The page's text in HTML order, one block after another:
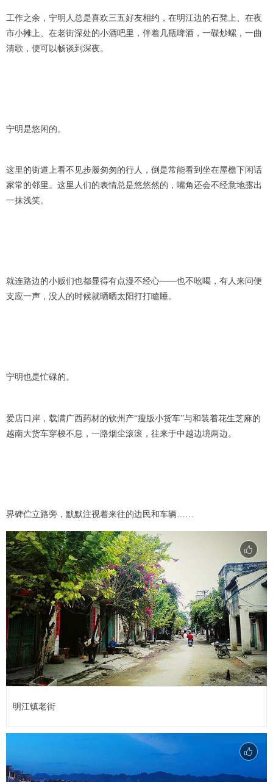
工作之余，宁明人总是喜欢三五好友相约，在明江边的石凳上、在夜
市小摊上、在老街深处的小酒吧里，伴着几瓶啤酒，一碟炒螺，一曲
清歌，便可以畅谈到深夜。
宁明是悠闲的。
这里的街道上看不见步履匆匆的行人，倒是常能看到坐在屋檐下闲话
家常的邻里。这里人们的表情总是悠悠然的，嘴角还会不经意地露出
一抹浅笑。
就连路边的小贩们也都显得有点漫不经心——也不吆喝，有人来问便
支应一声，没人的时候就晒晒太阳打打瞌睡。
宁明也是忙碌的。
爱店口岸，载满广西药材的钦州产“瘦版小货车”与和装着花生芝麻的
越南大货车穿梭不息，一路烟尘滚滚，往来于中越边境两边。
界碑伫立路旁，默默注视着来往的边民和车辆……
明江镇老街